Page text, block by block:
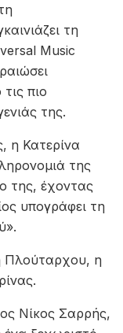
τη
Music
πιο
της.
η Κατερίνα
της
της, έχοντας
υπογράφει τη
Πλούταρχου, η
Νίκος Σαρρής,